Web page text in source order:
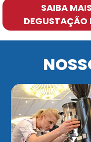
SAIBA
DEGUSTAÇÃO